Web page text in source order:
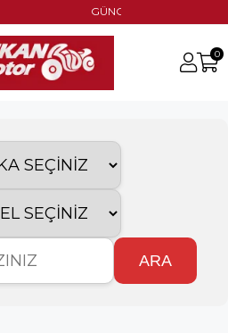
GÜNCEL STOK!! UYGUN FİYAT!!
0
ARA